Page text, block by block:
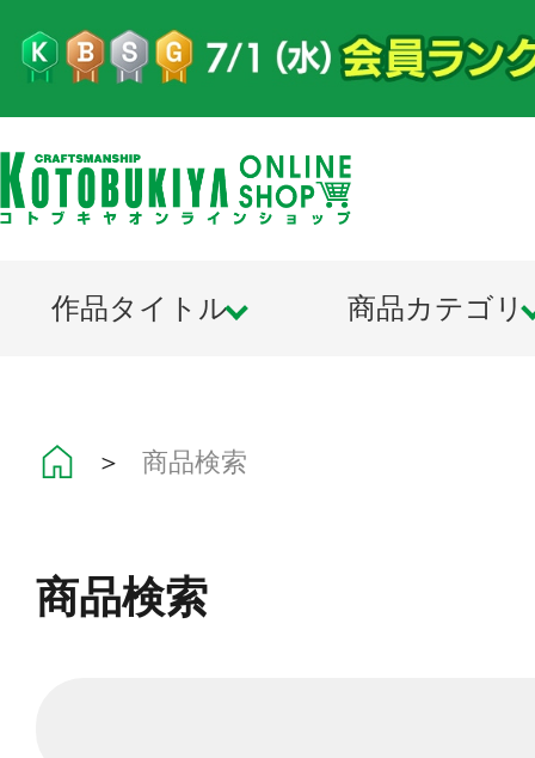
作品タイトル 商品カテゴリ
＞ 商品検索
商品検索